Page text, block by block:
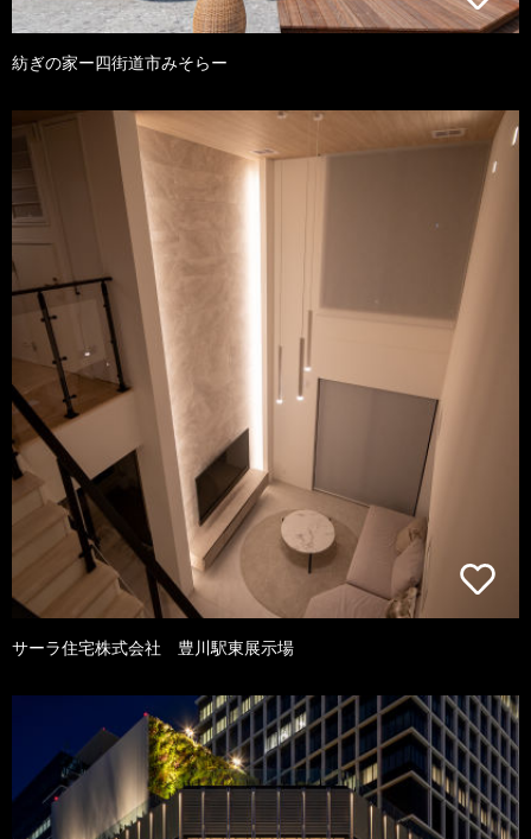
紡ぎの家ー四街道市みそらー
サーラ住宅株式会社 豊川駅東展示場